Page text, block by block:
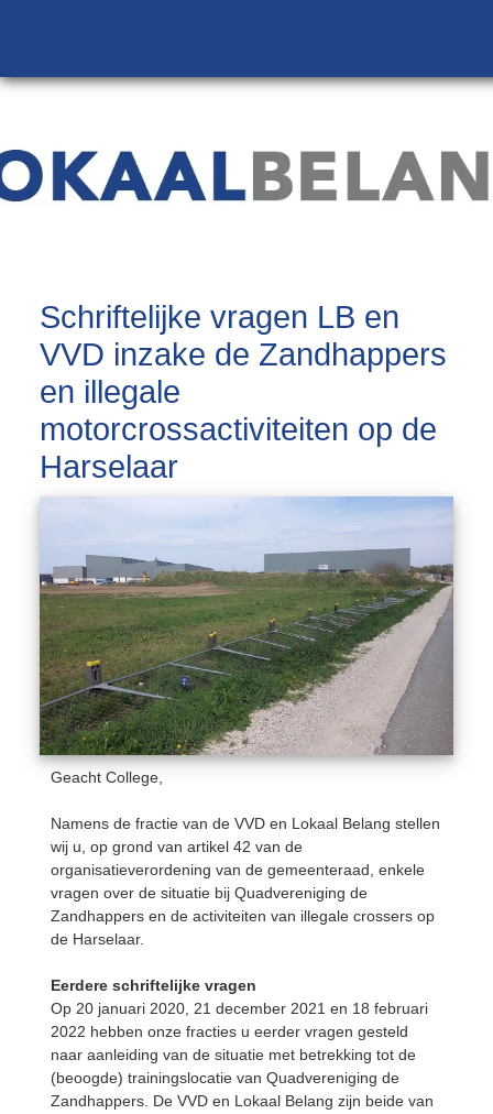
Schriftelijke vragen LB en
VVD inzake de Zandhappers
en illegale
motorcrossactiviteiten op de
Harselaar
Geacht College,
Namens de fractie van de VVD en Lokaal Belang stellen
wij u, op grond van artikel 42 van de
organisatieverordening van de gemeenteraad, enkele
vragen over de situatie bij Quadvereniging de
Zandhappers en de activiteiten van illegale crossers op
de Harselaar.
Eerdere schriftelijke vragen
Op 20 januari 2020, 21 december 2021 en 18 februari
2022 hebben onze fracties u eerder vragen gesteld
naar aanleiding van de situatie met betrekking tot de
(beoogde) trainingslocatie van Quadvereniging de
Zandhappers. De VVD en Lokaal Belang zijn beide van